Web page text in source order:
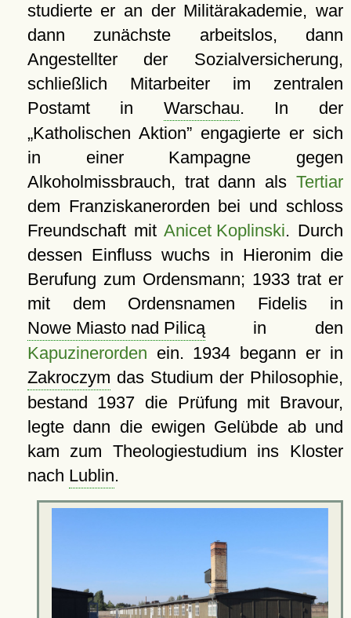
studierte er an der Militärakademie, war
dann zunächste arbeitslos, dann
Angestellter der Sozialversicherung,
schließlich Mitarbeiter im zentralen
Postamt in Warschau. In der
Katholischen Aktion engagierte er sich
in einer Kampagne gegen
Alkoholmissbrauch, trat dann als Tertiar
dem Franziskanerorden bei und schloss
Freundschaft mitAnicet Koplinski. Durch
dessen Einfluss wuchs in Hieronim die
Berufung zum Ordensmann; 1933 trat er
mit dem Ordensnamen Fidelis in
Nowe Miasto nad Pilicąin den
Kapuzinerorden ein. 1934 begann er in
Zakroczym das Studium der Philosophie,
bestand 1937 die Prüfung mit Bravour,
legte dann die ewigen Gelübde ab und
kam zum Theologiestudium ins Kloster
nach Lublin.